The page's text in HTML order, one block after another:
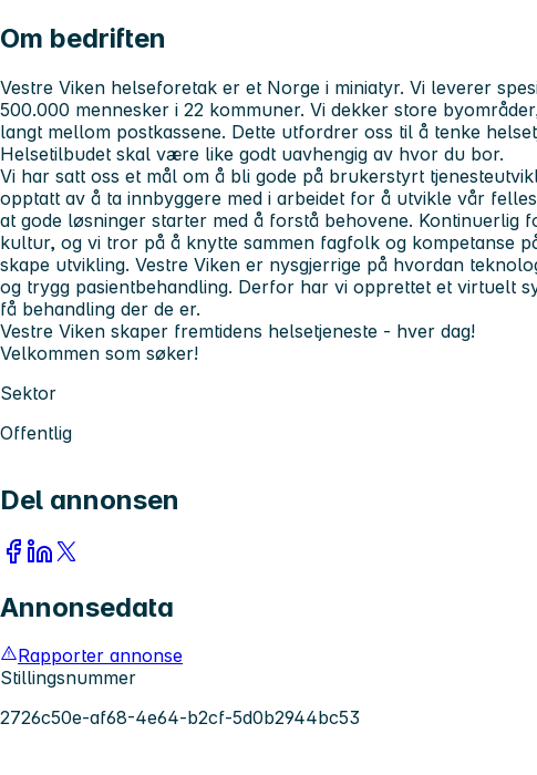
Om bedriften
Vestre Viken helseforetak er et Norge i miniatyr. Vi leverer
500.000 mennesker i 22 kommuner. Vi dekker store
langt mellom postkassene. Dette utfordrer oss til å tenke
Helsetilbudet skal være like godt uavhengig av hvor du bor.
Vi har satt oss et mål om å bli gode på brukerstyrt
opptatt av å ta innbyggere med i arbeidet for å utvikle vår
at gode løsninger starter med å forstå behovene. Kontinuerlig
kultur, og vi tror på å knytte sammen fagfolk og kompetanse
skape utvikling. Vestre Viken er nysgjerrige på hvordan
og trygg pasientbehandling. Derfor har vi opprettet et virtuelt
få behandling der de er.
Vestre Viken skaper fremtidens helsetjeneste - hver dag!
Velkommen som søker!
Sektor
Offentlig
Del annonsen
Annonsedata
Rapporter annonse
Stillingsnummer
2726c50e-af68-4e64-b2cf-5d0b2944bc53